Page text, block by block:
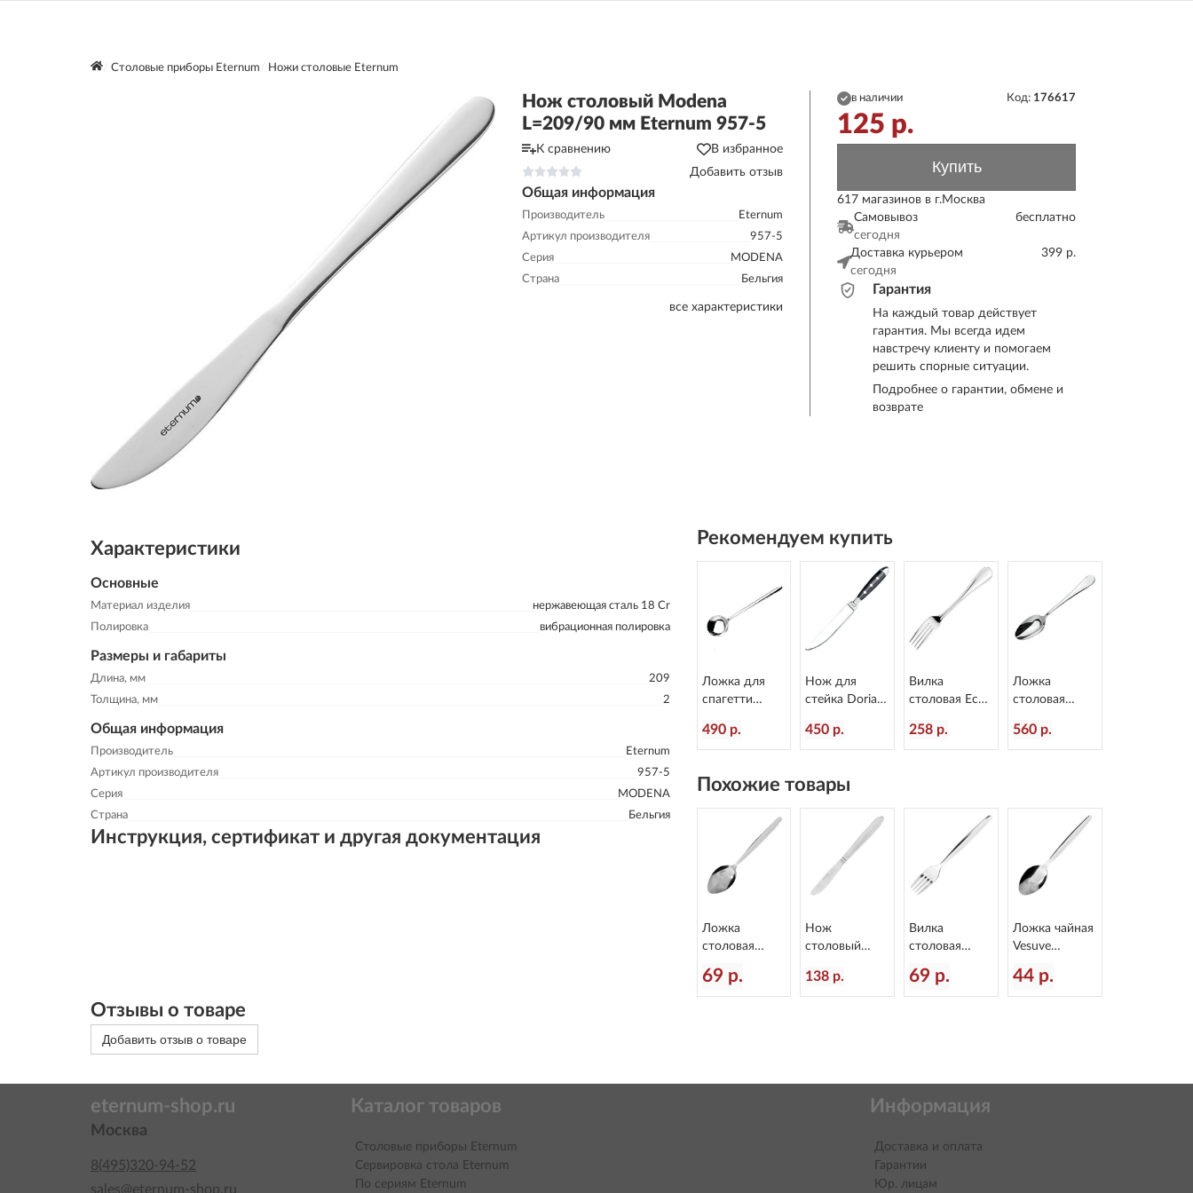
Столовые приборы Eternum Ножи столовые Eternum
Нож столовый Modena
L=209/90 мм Eternum 957-5
К сравнению
В избранное
Добавить отзыв
Общая информация
Производитель
Eternum
Артикул производителя
957-5
Серия
MODENA
Страна
Бельгия
все характеристики
в наличии Код: 176617
125 р.
Купить
617 магазинов в г.Москва
Самовывоз
сегодня
бесплатно
Доставка курьером
сегодня
399 р.
Гарантия
На каждый товар действует
гарантия. Мы всегда идем
навстречу клиенту и помогаем
решить спорные ситуации.
Подробнее о гарантии, обмене и
возврате
Характеристики
Основные
Материал изделия
нержавеющая сталь 18 Cr
Полировка
вибрационная полировка
Размеры и габариты
Длина, мм
209
Толщина, мм
2
Общая информация
Производитель
Eternum
Артикул производителя
957-5
Серия
MODENA
Страна
Бельгия
Инструкция, сертификат и другая документация
Рекомендуем купить
Ложка для
спагетти
L=213/55 мм
Eternum 2080-
490 р.
Нож для
стейка Doria
Eternum 8004-
45
450 р.
Вилка
столовая Eco
L=205/72 мм
Eternum 968-1
258 р.
Ложка
столовая
L=207/70 мм
Eternum 1620-
560 р.
Похожие товары
Ложка
столовая
L=188/65 мм
Eternum 951-2
69 р.
Нож
столовый
L=210/100 мм
Eternum 951-5
138 р.
Вилка
столовая
L=185/60 мм
Eternum 951-1
69 р.
Ложка чайная
Vesuve
Eternum 951-3
44 р.
Отзывы о товаре
Добавить отзыв о товаре
eternum-shop.ru
Москва
8(495)320-94-52
sales@eternum-shop.ru
Каталог товаров
Столовые приборы Eternum
Сервировка стола Eternum
По сериям Eternum
Информация
Доставка и оплата
Гарантии
Юр. лицам